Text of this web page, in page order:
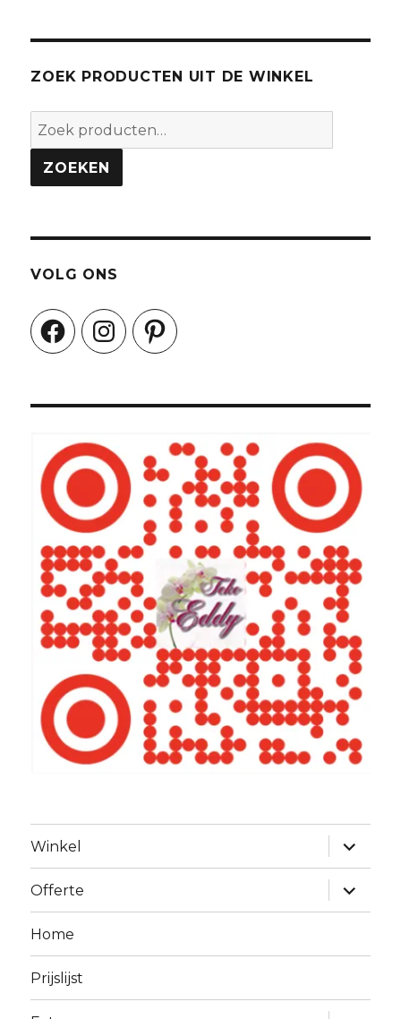
ZOEK PRODUCTEN UIT DE WINKEL
Zoeken
naar:
ZOEKEN
VOLG ONS
FacebookInstagramPinterest
Winkel
Alles
Offerte
Alles
Home
Prijslijst